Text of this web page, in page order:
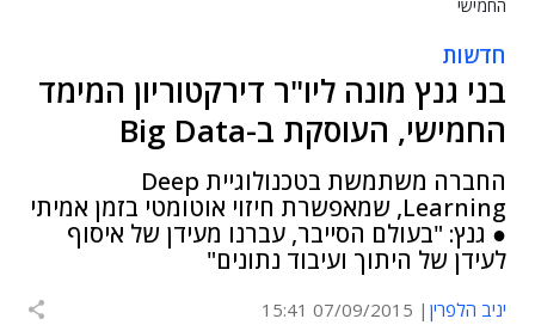
החמישי
חדשות
בני גנץ מונה ליו"ר דירקטוריון המימד
החמישי, העוסקת ב-Big Data
החברה משתמשת בטכנולוגיית Deep
Learning, שמאפשרת חיזוי אוטומטי בזמן אמיתי
● גנץ: "בעולם הסייבר, עברנו מעידן של איסוף
לעידן של היתוך ועיבוד נתונים"
יניב הלפרין 07/09/2015 15:41